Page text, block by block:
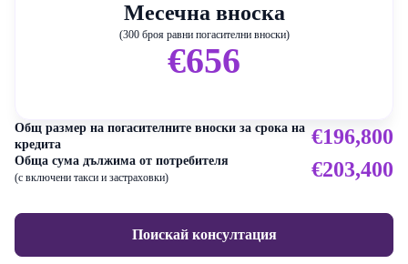
Месечна вноска
(300 броя равни погасителни вноски)
€656
Общ размер на погасителните вноски за срока на
кредита
€196,800
Обща сума дължима от потребителя
(с включени такси и застраховки) €203,400
Поискай консултация